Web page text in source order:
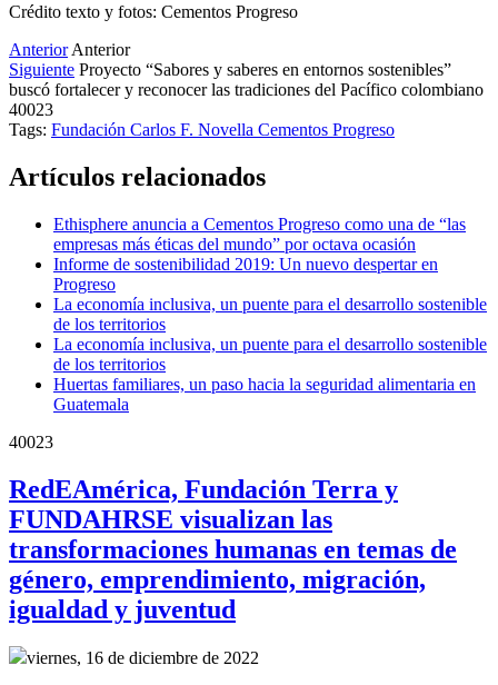
Crédito texto y fotos: Cementos Progreso
Anterior Anterior
Siguiente Proyecto “Sabores y saberes en entornos sostenibles”
buscó fortalecer y reconocer las tradiciones del Pacífico colombiano
40023
Tags: Fundación Carlos F. Novella Cementos Progreso
Artículos relacionados
Ethisphere anuncia a Cementos Progreso como una de “las
empresas más éticas del mundo” por octava ocasión
Informe de sostenibilidad 2019: Un nuevo despertar en
Progreso
La economía inclusiva, un puente para el desarrollo sostenible
de los territorios
La economía inclusiva, un puente para el desarrollo sostenible
de los territorios
Huertas familiares, un paso hacia la seguridad alimentaria en
Guatemala
40023
RedEAmérica, Fundación Terra y
FUNDAHRSE visualizan las
transformaciones humanas en temas de
género, emprendimiento, migración,
igualdad y juventud
viernes, 16 de diciembre de 2022